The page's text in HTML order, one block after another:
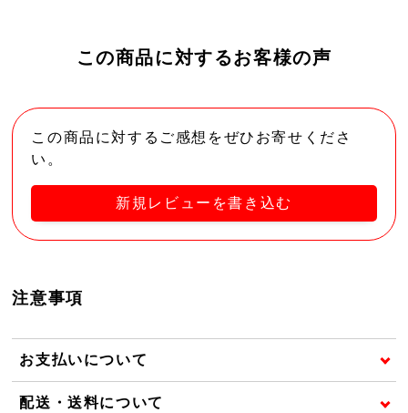
この商品に対するお客様の声
この商品に対するご感想をぜひお寄せくださ
い。
新規レビューを書き込む
注意事項
お支払いについて
配送・送料について